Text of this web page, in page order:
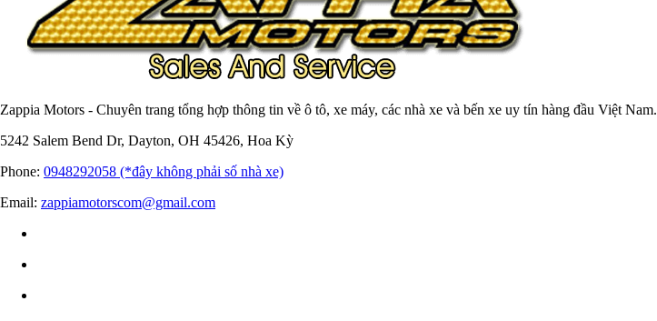
Zappia Motors - Chuyên trang tổng hợp thông tin về ô tô, xe máy, các nhà xe và bến xe uy tín hàng đầu Việt Nam.
5242 Salem Bend Dr, Dayton, OH 45426, Hoa Kỳ
Phone: 0948292058 (*đây không phải số nhà xe)
Email: zappiamotorscom@gmail.com